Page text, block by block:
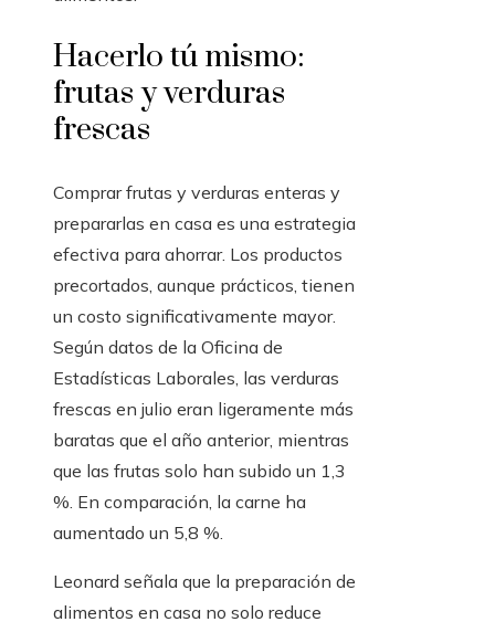
Hacerlo tú mismo:
frutas y verduras
frescas
Comprar frutas y verduras enteras y
prepararlas en casa es una estrategia
efectiva para ahorrar. Los productos
precortados, aunque prácticos, tienen
un costo significativamente mayor.
Según datos de la Oficina de
Estadísticas Laborales, las verduras
frescas en julio eran ligeramente más
baratas que el año anterior, mientras
que las frutas solo han subido un 1,3
%. En comparación, la carne ha
aumentado un 5,8 %.
Leonard señala que la preparación de
alimentos en casa no solo reduce